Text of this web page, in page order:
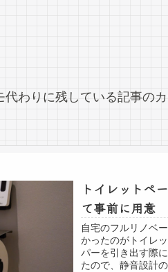
わりに残している記事のカ
トイレットペ
て事前に用意
自宅のフルリノベ
かったのがトイレ
パーを引き出す際
たので、静音設計